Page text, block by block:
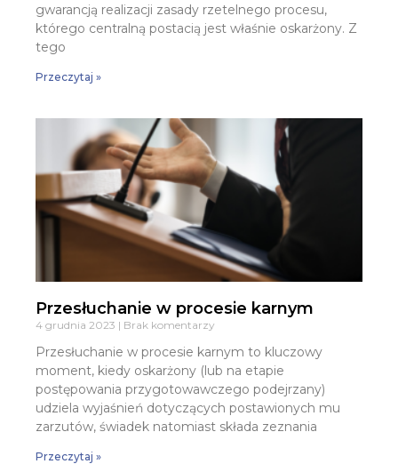
gwarancją realizacji zasady rzetelnego procesu,
którego centralną postacią jest właśnie oskarżony. Z
tego
Przeczytaj »
Przesłuchanie w procesie karnym
4 grudnia 2023 Brak komentarzy
Przesłuchanie w procesie karnym to kluczowy
moment, kiedy oskarżony (lub na etapie
postępowania przygotowawczego podejrzany)
udziela wyjaśnień dotyczących postawionych mu
zarzutów, świadek natomiast składa zeznania
Przeczytaj »